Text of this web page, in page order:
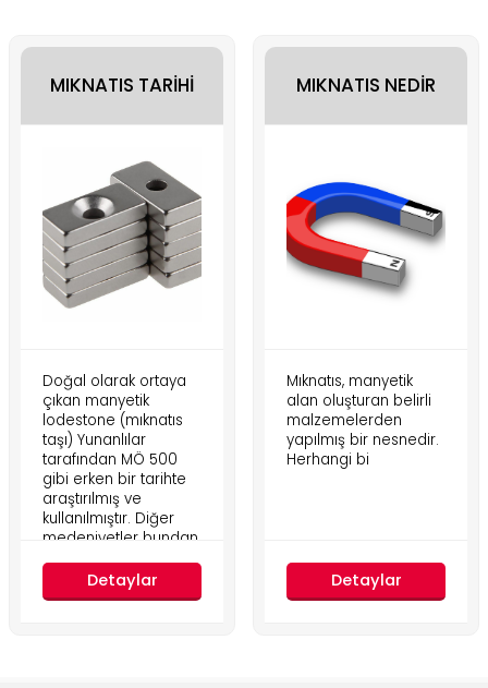
MIKNATIS TARİHİ
Doğal olarak ortaya
çıkan manyetik
lodestone (mıknatıs
taşı) Yunanlılar
tarafından MÖ 500
gibi erken bir tarihte
araştırılmış ve
kullanılmıştır. Diğer
medeniyetler bundan
daha önce
Detaylar
MIKNATIS NEDİR
Mıknatıs, manyetik
alan oluşturan belirli
malzemelerden
yapılmış bir nesnedir.
Herhangi bi
Detaylar